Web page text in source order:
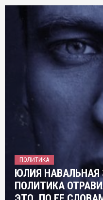
ПОЛИТИКА
ЮЛИЯ НАВАЛЬНАЯ
ПОЛИТИКА